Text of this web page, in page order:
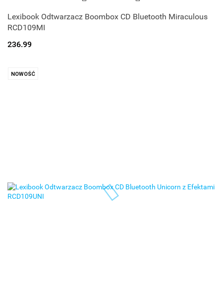
Lexibook Odtwarzacz Boombox CD Bluetooth Miraculous
RCD109MI
236.99
NOWOŚĆ